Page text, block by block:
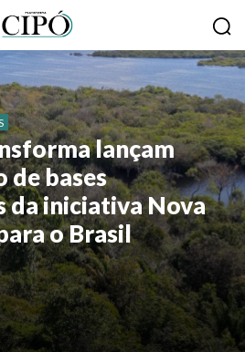
lançam
de bases
da iniciativa Nova
o Brasil